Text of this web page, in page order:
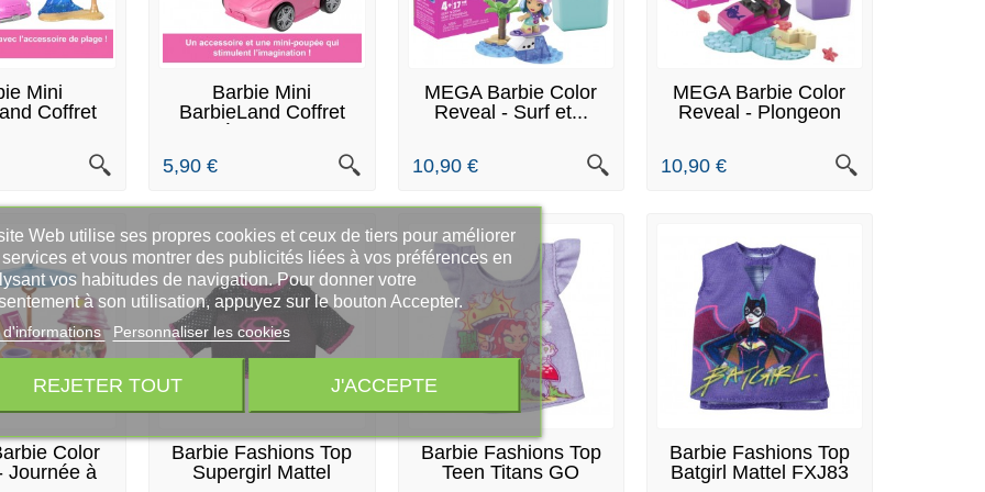
ARTICLES EN
Mini
Coffret
DERNIERS ARTICLES EN
STOCK
Barbie Mini
BarbieLand Coffret
Décapotable
5,90 €
EN STOCK
MEGA Barbie Color
Reveal - Surf et...
10,90 €
EN STOCK
MEGA Barbie Color
Reveal - Plongeon
10,90 €
Color
Journée à
EN STOCK
Barbie Fashions Top
Supergirl Mattel
DERNIERS ARTICLES EN
STOCK
Barbie Fashions Top
Teen Titans GO
DERNIERS ARTICLES EN
STOCK
Barbie Fashions Top
Batgirl Mattel FXJ83
Web utilise ses propres cookies et ceux de tiers pour améliorer
et vous montrer des publicités liées à vos préférences en
vos habitudes de navigation. Pour donner votre
à son utilisation, appuyez sur le bouton Accepter.
d'informations Personnaliser les cookies
REJETER TOUT J'ACCEPTE